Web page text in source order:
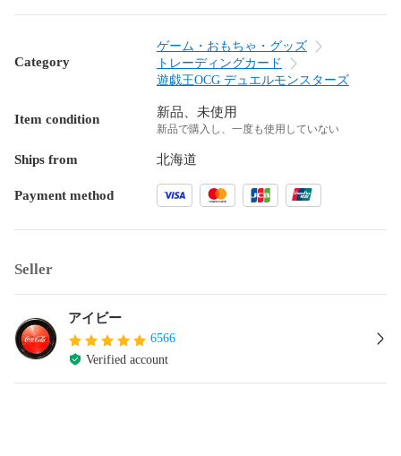
Category
ゲーム・おもちゃ・グッズ
トレーディングカード
遊戯王OCG デュエルモンスターズ
Item condition 新品、未使用
新品で購入し、一度も使用していない
Ships from 北海道
Payment method
Seller
アイビー
6566
Verified account